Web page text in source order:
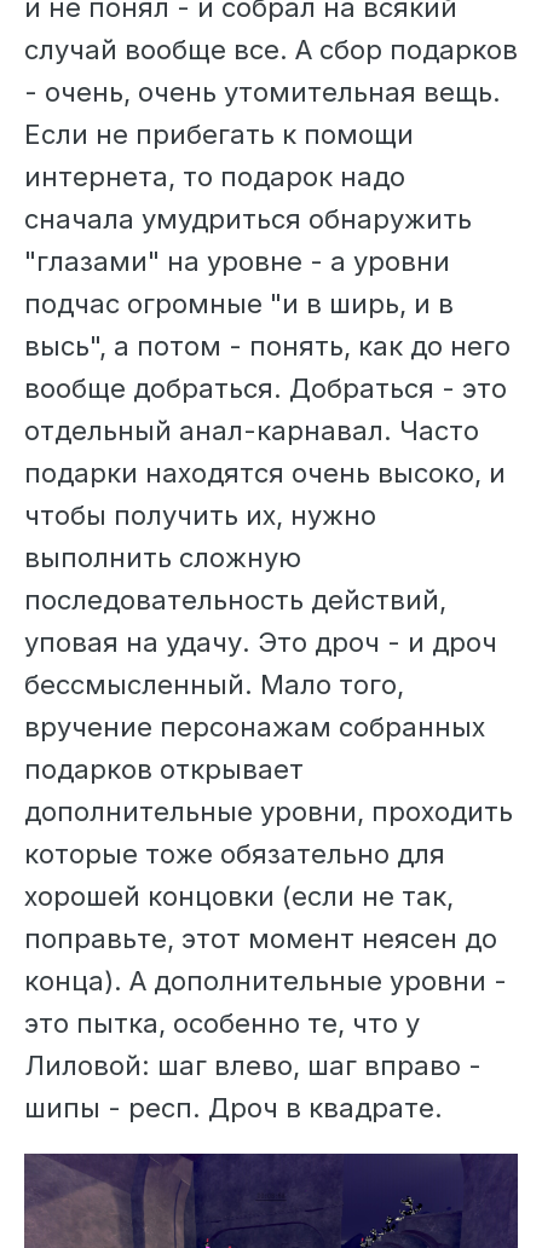
и не понял - и собрал на всякий
случай вообще все. А сбор подарков
- очень, очень утомительная вещь.
Если не прибегать к помощи
интернета, то подарок надо
сначала умудриться обнаружить
"глазами" на уровне - а уровни
подчас огромные "и в ширь, и в
высь", а потом - понять, как до него
вообще добраться. Добраться - это
отдельный анал-карнавал. Часто
подарки находятся очень высоко, и
чтобы получить их, нужно
выполнить сложную
последовательность действий,
уповая на удачу. Это дроч - и дроч
бессмысленный. Мало того,
вручение персонажам собранных
подарков открывает
дополнительные уровни, проходить
которые тоже обязательно для
хорошей концовки (если не так,
поправьте, этот момент неясен до
конца). А дополнительные уровни -
это пытка, особенно те, что у
Лиловой: шаг влево, шаг вправо -
шипы - респ. Дроч в квадрате.